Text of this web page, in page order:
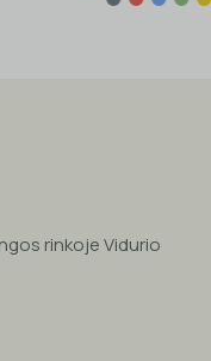
rinkoje Vidurio